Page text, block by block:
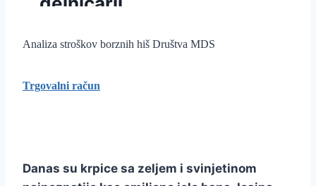
Analiza stroškov borznih hiš Društva MDS
Trgovalni račun
Danas su krpice sa zeljem i svinjetinom